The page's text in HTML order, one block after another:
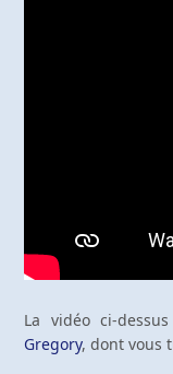
La vidéo ci-
Gregory, dont vous